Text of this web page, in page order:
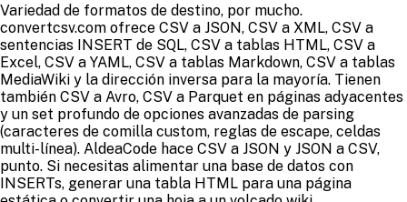
Variedad de formatos de destino, por mucho.
convertcsv.com ofrece CSV a JSON, CSV a XML, CSV a
sentencias INSERT de SQL, CSV a tablas HTML, CSV a
Excel, CSV a YAML, CSV a tablas Markdown, CSV a tablas
MediaWiki y la dirección inversa para la mayoría. Tienen
también CSV a Avro, CSV a Parquet en páginas adyacentes
y un set profundo de opciones avanzadas de parsing
(caracteres de comilla custom, reglas de escape, celdas
multi-línea). AldeaCode hace CSV a JSON y JSON a CSV,
punto. Si necesitas alimentar una base de datos con
INSERTs, generar una tabla HTML para una página